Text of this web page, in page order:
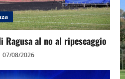
Ragusa al no al ripescaggio
07/08/2026